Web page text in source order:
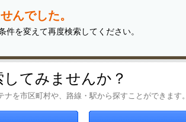
んでした。
を変えて再度検索してください。
てみませんか？
を市区町村や、路線・駅から探すことができます。